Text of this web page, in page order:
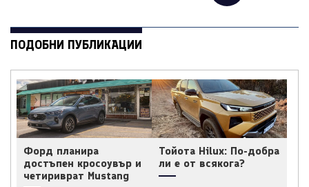
ПОДОБНИ ПУБЛИКАЦИИ
Форд планира
достъпен кросоувър и
четириврат Mustang
Тойота Hilux: По-добра
ли е от всякога?